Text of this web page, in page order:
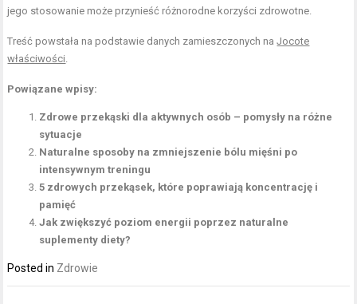
jego stosowanie może przynieść różnorodne korzyści zdrowotne.
Treść powstała na podstawie danych zamieszczonych naJocote
właściwości
Powiązane wpisy:
Zdrowe przekąski dla aktywnych osób – pomysły na różne
sytuacje
Naturalne sposoby na zmniejszenie bólu mięśni po
intensywnym treningu
5 zdrowych przekąsek, które poprawiają koncentrację i
pamięć
Jak zwiększyć poziom energii poprzez naturalne
suplementy diety?
Posted in Zdrowie